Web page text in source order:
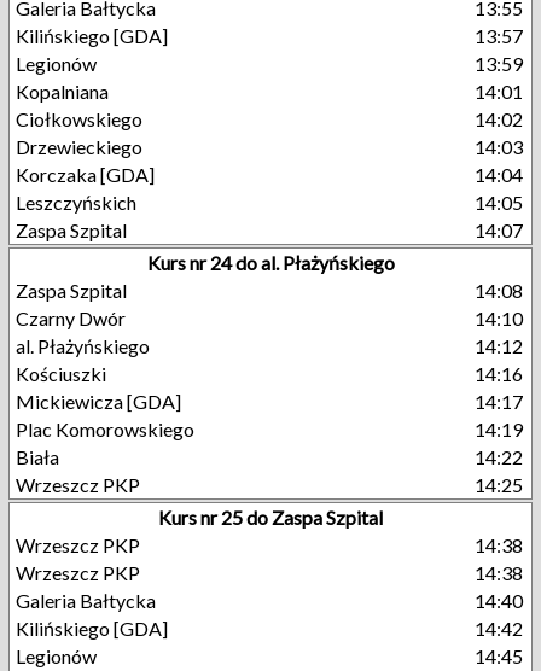
Galeria Bałtycka
13:55
Kilińskiego [GDA]
13:57
Legionów
13:59
Kopalniana
14:01
Ciołkowskiego
14:02
Drzewieckiego
14:03
Korczaka [GDA]
14:04
Leszczyńskich
14:05
Zaspa Szpital
14:07
Kurs nr 24 do al. Płażyńskiego
Zaspa Szpital
14:08
Czarny Dwór
14:10
al. Płażyńskiego
14:12
Kościuszki
14:16
Mickiewicza [GDA]
14:17
Plac Komorowskiego
14:19
Biała
14:22
Wrzeszcz PKP
14:25
Kurs nr 25 do Zaspa Szpital
Wrzeszcz PKP
14:38
Wrzeszcz PKP
14:38
Galeria Bałtycka
14:40
Kilińskiego [GDA]
14:42
Legionów
14:45